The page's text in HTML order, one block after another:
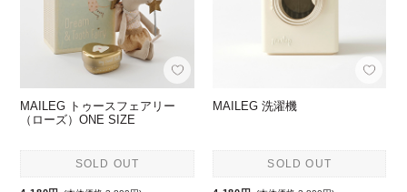
MAILEG トゥースフェアリー
（ローズ）ONE SIZE
SOLD OUT
MAILEG 洗濯機
SOLD OUT